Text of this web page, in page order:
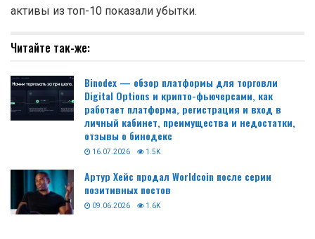
активы из топ-10 показали убытки.
Читайте так-же:
Binodex — обзор платформы для торговли
Digital Options и крипто-фьючерсами, как
работает платформа, регистрация и вход в
личный кабинет, преимущества и недостатки,
отзывы о бинодекс
16.07.2026 1.5K
Артур Хейс продал Worldcoin после серии
позитивных постов
09.06.2026 1.6K